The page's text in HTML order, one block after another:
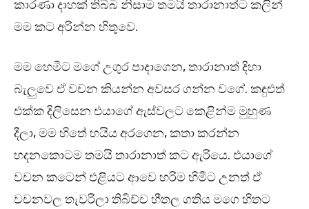
කාරණා දාහක් තිබ්බ නිසාම තමයි තාරානාත්ට කලින්
මම කට අරින්න හිතුවෙ.
මම හෙමීට මගේ උගුර පාදාගෙන, තාරානාත් දිහා
බැලුවෙ ඒ වචන කියන්න අවසර ගන්න වගේ. කඳුළුත්
එක්ක දිලිසෙන එයාගේ ඇස්වලට කෙළින්ම මුහුණ
දීලා, මම හිතේ හයිය අරගෙන, කතා කරන්න
හදනකොටම තමයි තාරානාත් කට ඇරියෙ. එයාගේ
වචන කටෙන් එළියට ආවෙ හරිම හිමීට උනත් ඒ
වචනවල තැවරිලා තිබිච්ච හීතල ගතිය මගෙ හිතට